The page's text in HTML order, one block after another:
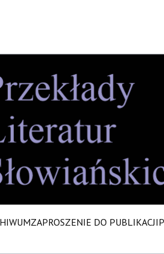
ZAPROSZENIE DO PUBLIKACJI